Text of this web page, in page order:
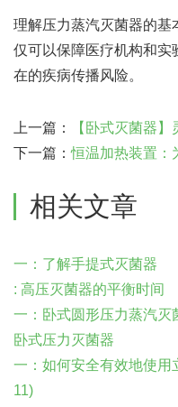
理解压力蒸汽灭菌器的基
仅可以保障医疗机构和实
在的疾病传播风险。
上一篇：
【卧式灭菌器
下一篇：恒温加热装置：
相关文章
一：了解手提式灭菌器
: 高压灭菌器的平衡时间
一：卧式圆形压力蒸汽灭
卧式压力灭菌器
一：如何安全有效地使用
11)